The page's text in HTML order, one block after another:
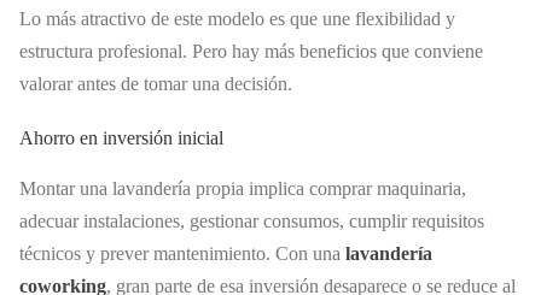
Lo más atractivo de este modelo es que une flexibilidad y
estructura profesional. Pero hay más beneficios que conviene
valorar antes de tomar una decisión.
Ahorro en inversión inicial
Montar una lavandería propia implica comprar maquinaria,
adecuar instalaciones, gestionar consumos, cumplir requisitos
técnicos y prever mantenimiento. Con una lavandería
coworking, gran parte de esa inversión desaparece o se reduce al